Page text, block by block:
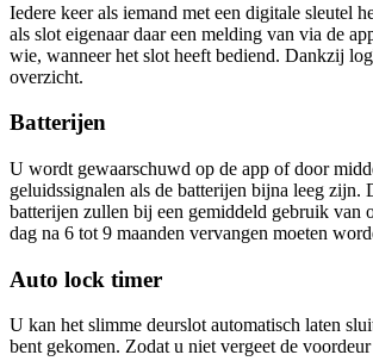
Iedere keer als iemand met een digitale sleutel
als slot eigenaar daar een melding van via de
wie, wanneer het slot heeft bediend. Dankzij
overzicht.
Batterijen
U wordt gewaarschuwd op de app of door
geluidssignalen als de batterijen bijna leeg zijn.
batterijen zullen bij een gemiddeld gebruik van
dag na 6 tot 9 maanden vervangen moeten
Auto lock timer
U kan het slimme deurslot automatisch laten
bent gekomen. Zodat u niet vergeet de